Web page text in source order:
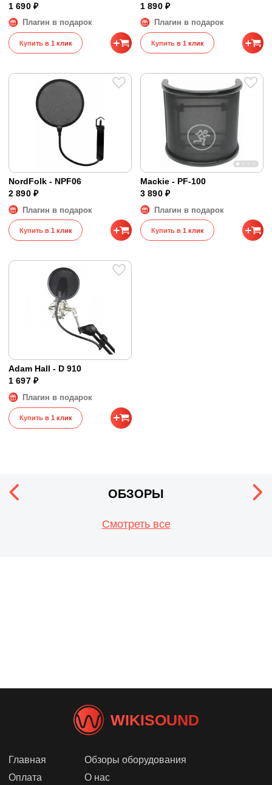
1 690 ₽
Плагин в подарок
Купить в 1 клик
1 890 ₽
Плагин в подарок
Купить в 1 клик
NordFolk - NPF06
2 890 ₽
Плагин в подарок
Купить в 1 клик
Mackie - PF-100
3 890 ₽
Плагин в подарок
Купить в 1 клик
Adam Hall - D 910
1 697 ₽
Плагин в подарок
Купить в 1 клик
ОБЗОРЫ
Смотреть все
WIKISOUND
Главная
Оплата
Обзоры оборудования
О нас